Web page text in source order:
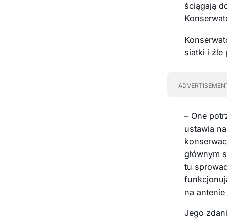
ściągają
siatki i źle
– One
ustawia
głównym
tu
na antenie
Jego